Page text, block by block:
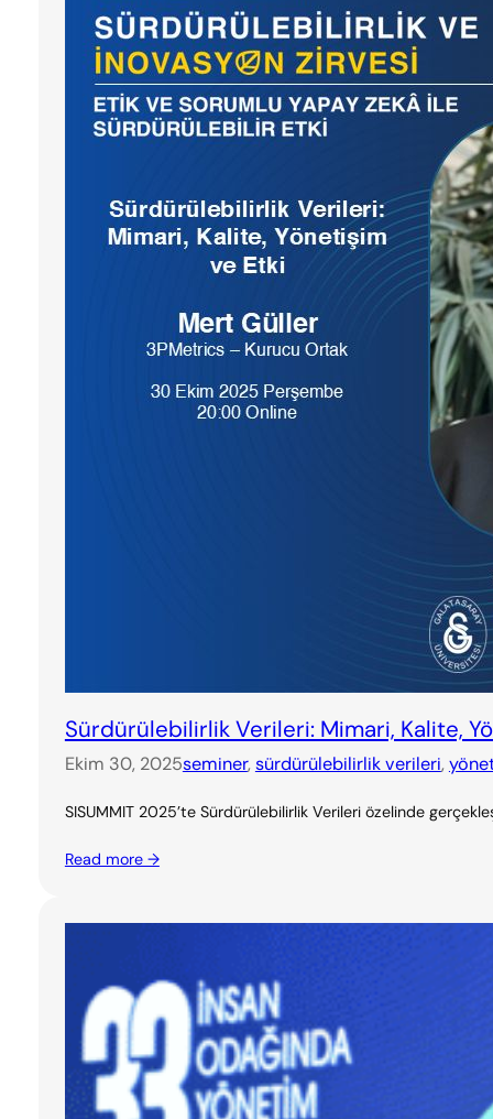
Sürdürülebilirlik Verileri: Mimari, Kalite,
Ekim 30, 2025seminer, sürdürülebilirlik verileri,
SISUMMIT 2025’te Sürdürülebilirlik Verileri özelinde
Read more →